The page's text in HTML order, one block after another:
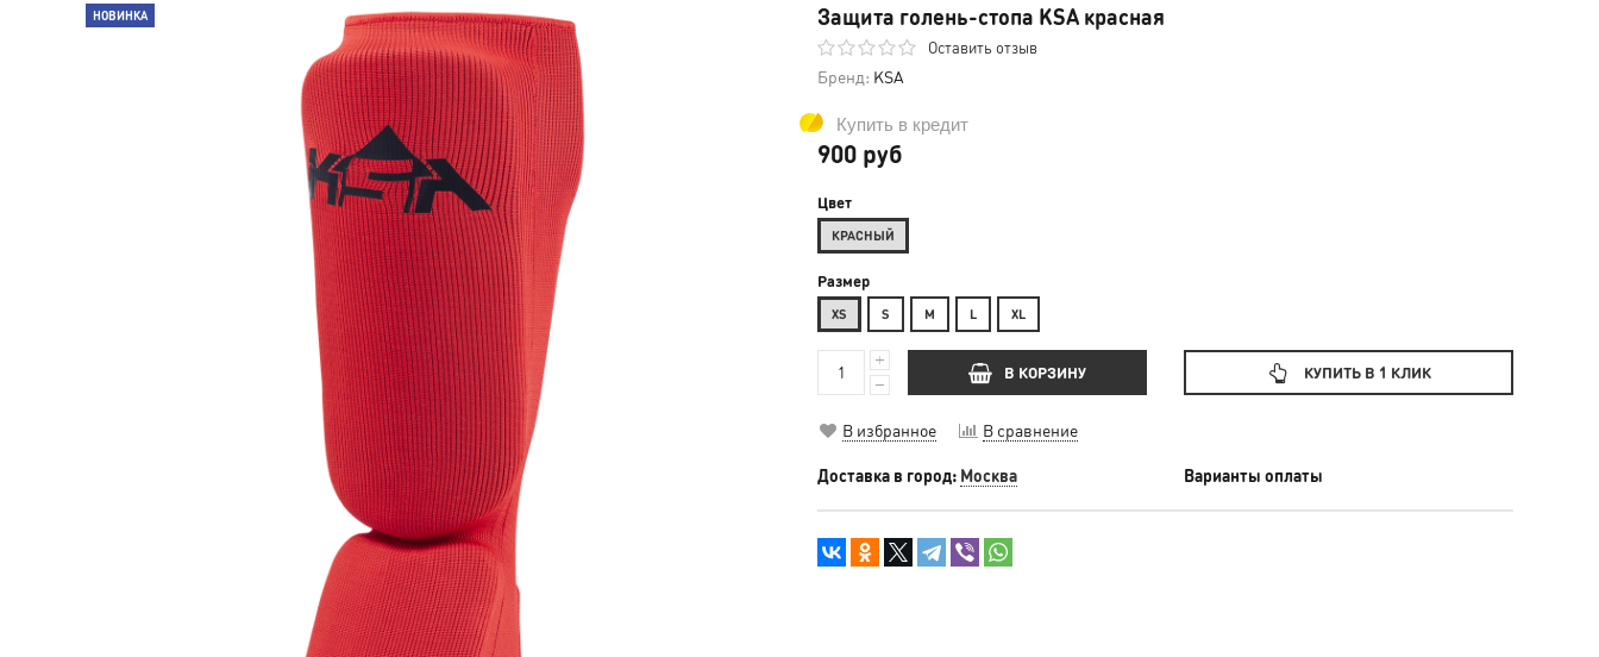
НОВИНКА Защита голень-стопа KSA красная
Оставить отзыв
Бренд: KSA
Купить в кредит
900 руб
Цвет
КРАСНЫЙ
Размер
XS S М L XL
В КОРЗИНУ КУПИТЬ В 1 КЛИК
В избранное В сравнение
Доставка в город: Москва Варианты оплаты